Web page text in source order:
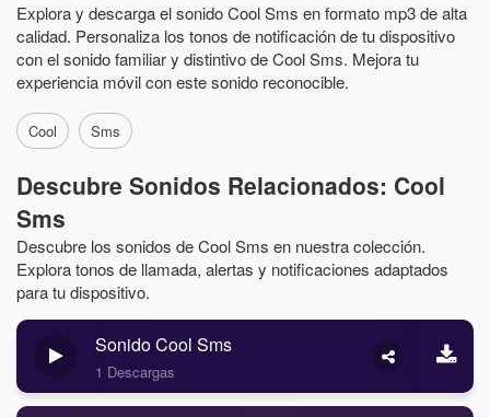
Explora y descarga el sonido Cool Sms en formato mp3 de alta
calidad. Personaliza los tonos de notificación de tu dispositivo
con el sonido familiar y distintivo de Cool Sms. Mejora tu
experiencia móvil con este sonido reconocible.
Cool Sms
Descubre Sonidos Relacionados: Cool
Sms
Descubre los sonidos de Cool Sms en nuestra colección.
Explora tonos de llamada, alertas y notificaciones adaptados
para tu dispositivo.
Sonido Cool Sms
1 Descargas